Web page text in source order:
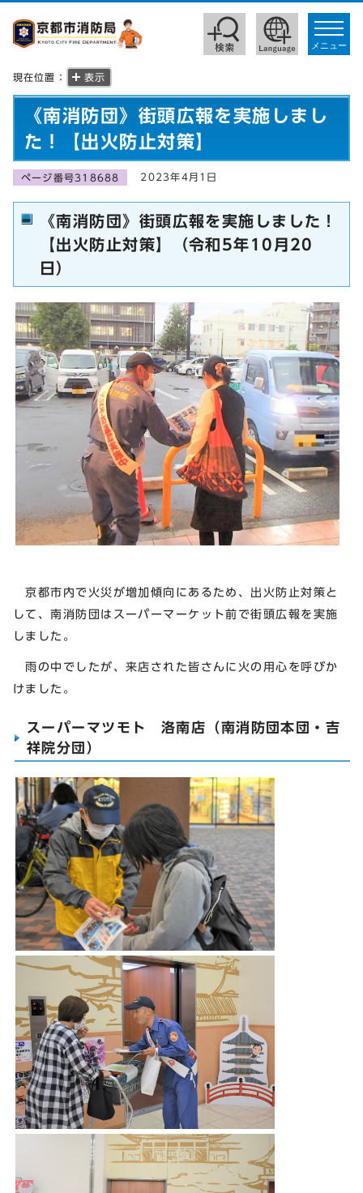
toggle
メニュー
現在位置： 表示
《南消防団》街頭広報を実施しまし
た！【出火防止対策】
ページ番号318688 2023年4月1日
《南消防団》街頭広報を実施しました！
【出火防止対策】（令和5年10月20
日）
京都市内で火災が増加傾向にあるため、出火防止対策と
して、南消防団はスーパーマーケット前で街頭広報を実施
しました。
雨の中でしたが、来店された皆さんに火の用心を呼びか
けました。
スーパーマツモト 洛南店（南消防団本団・吉
祥院分団）